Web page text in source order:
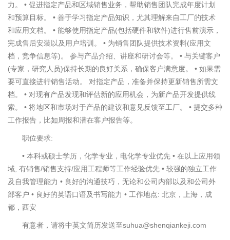
力。 • 促进指定产品和区域销售业务，帮助销售团队完成年度计划
和预算目标。 • 善于学习指定产品知识，尤其理解来自工厂的技术
和应用文档。 • 能够使用指定产品(包括硬件和软件)进行售前演示，
完成售后安装以及用户培训。 • 为销售团队提供技术资料(应用文
档，竞争信息等)。 参与产品介绍、讲座和研讨会等。 • 与关键客户
(专家，研究人员)保持长期的良好关系，确保客户满意度。 • 如果需
要可直接进行销售活动。 对指定产品，准备并保持更新销售所需文
档。 • 对现有产品发现和评估新的应用机会，为新产品开发提供线
索。 • 将地区和市场对于产品的建议和意见反馈至工厂。 • 提交多种
工作报告，比如周报和潜在客户报告等。
职位要求:
• 本科或硕士学历，化学专业，电化学专业优先 • 在以上应用领
域, 有销售/销售支持/应用工程师等工作经验优先 • 较强的独立工作
及自我管理能力 • 良好的沟通技巧，无论和公司内部以及和公司外
部客户 • 良好的英语口语及书写能力 • 工作地点: 北京，上海，成
都，西安
有意者，请将中英文简历发送至suhua@shenqiankeji.com